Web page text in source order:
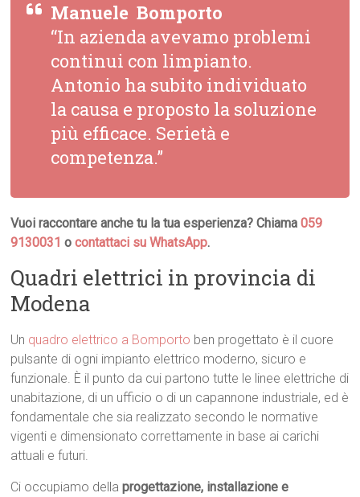
Manuele  Bomporto
“In azienda avevamo problemi
continui con limpianto.
Antonio ha subito individuato
la causa e proposto la soluzione
più efficace. Serietà e
competenza.”
Vuoi raccontare anche tu la tua esperienza? Chiama059
9130031 ocontattaci su WhatsApp.
Quadri elettrici in provincia di
Modena
Un quadro elettrico a Bomporto ben progettato è il cuore
pulsante di ogni impianto elettrico moderno, sicuro e
funzionale. È il punto da cui partono tutte le linee elettriche di
unabitazione, di un ufficio o di un capannone industriale, ed è
fondamentale che sia realizzato secondo le normative
vigenti e dimensionato correttamente in base ai carichi
attuali e futuri.
Ci occupiamo dellaprogettazione, installazione e